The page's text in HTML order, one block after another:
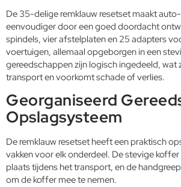
De 35-delige remklauw resetset maakt
eenvoudiger door een goed doordacht
spindels, vier afstelplaten en 25 adapters
voertuigen, allemaal opgeborgen in een
gereedschappen zijn logisch ingedeeld, wat
transport en voorkomt schade of verlies.
Georganiseerd
Opslagsysteem
De remklauw resetset heeft een praktisch
vakken voor elk onderdeel. De stevige
plaats tijdens het transport, en de
om de koffer mee te nemen.